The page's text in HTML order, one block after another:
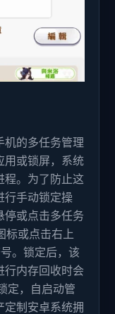
机的多任务管理
用或锁屏，系统
程。为了防止这
行手动锁定操
停或点击多任务
标或点击右上
。锁定后，该
行内存回收时会
定，自启动管
定制安卓系统拥